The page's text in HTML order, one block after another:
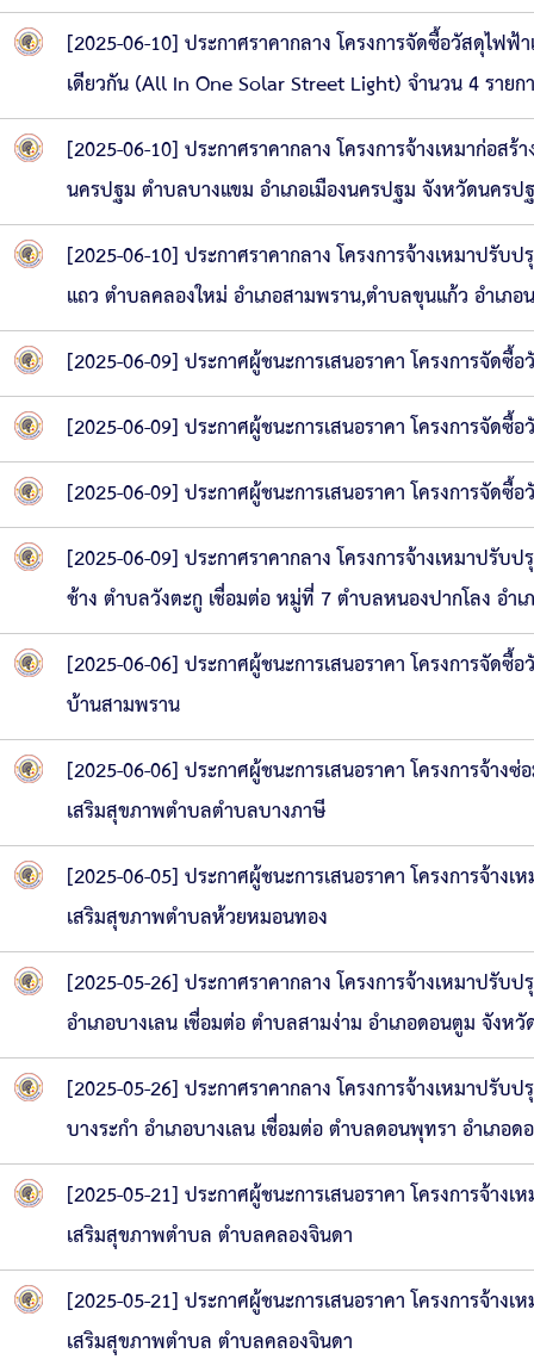
[2025-06-10] ประกาศราคากลาง โครงการจัดซื้อวัสดุไ
เดียวกัน (All In One Solar Street Light) จำนวน 4 รายก
[2025-06-10] ประกาศราคากลาง โครงการจ้างเหมาก่อส
นครปฐม ตำบลบางแขม อำเภอเมืองนครปฐม จังหวัดนครป
[2025-06-10] ประกาศราคากลาง โครงการจ้างเหมาป
แถว ตำบลคลองใหม่ อำเภอสามพราน,ตำบลขุนแก้ว อำเภ
[2025-06-09] ประกาศผู้ชนะการเสนอราคา โครงการจัด
[2025-06-09] ประกาศผู้ชนะการเสนอราคา โครงการจัด
[2025-06-09] ประกาศผู้ชนะการเสนอราคา โครงการจัด
[2025-06-09] ประกาศราคากลาง โครงการจ้างเหมาป
ช้าง ตำบลวังตะกู เชื่อมต่อ หมู่ที่ 7 ตำบลหนองปากโลง อำ
[2025-06-06] ประกาศผู้ชนะการเสนอราคา โครงการจัด
บ้านสามพราน
[2025-06-06] ประกาศผู้ชนะการเสนอราคา โครงการจ้า
เสริมสุขภาพตำบลตำบลบางภาษี
[2025-06-05] ประกาศผู้ชนะการเสนอราคา โครงการจ้า
เสริมสุขภาพตำบลห้วยหมอนทอง
[2025-05-26] ประกาศราคากลาง โครงการจ้างเหมาปรั
อำเภอบางเลน เชื่อมต่อ ตำบลสามง่าม อำเภอดอนตูม จังห
[2025-05-26] ประกาศราคากลาง โครงการจ้างเหมาป
บางระกำ อำเภอบางเลน เชื่อมต่อ ตำบลดอนพุทรา อำเภอ
[2025-05-21] ประกาศผู้ชนะการเสนอราคา โครงการจ้า
เสริมสุขภาพตำบล ตำบลคลองจินดา
[2025-05-21] ประกาศผู้ชนะการเสนอราคา โครงการจ้า
เสริมสุขภาพตำบล ตำบลคลองจินดา